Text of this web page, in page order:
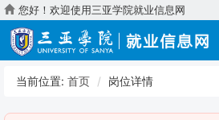
您好！欢迎使用三亚学院就业信息网
当前位置: 首页 岗位详情